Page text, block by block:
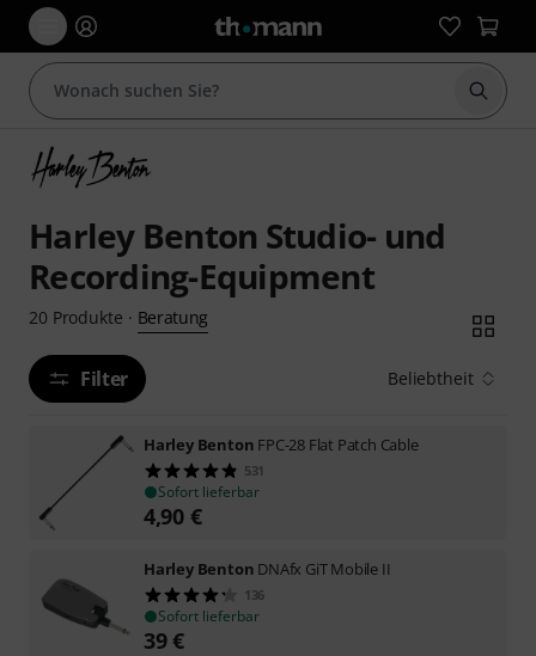
Suche
Harley Benton Studio- und
Recording-Equipment
20 Produkte · Beratung
Filter Beliebtheit
Harley Benton FPC-28 Flat Patch Cable
531
Sofort lieferbar
4,90 €
Harley Benton DNAfx GiT Mobile II
136
Sofort lieferbar
39€